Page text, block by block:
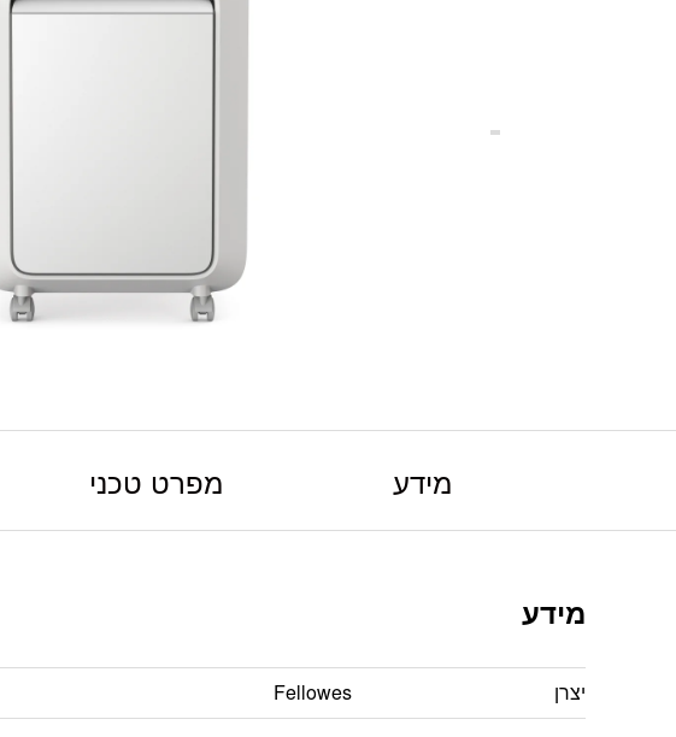
מידע מפרט טכני
מידע
יצרן Fellowes